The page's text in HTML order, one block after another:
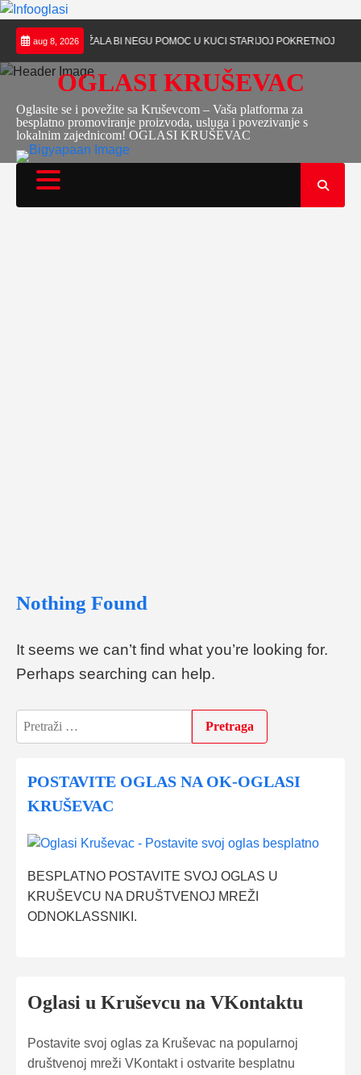
Skip
content
aug 8, 2026
PRUŽALA BI NEGU POMOC U KUCI STARIJOJ POKRETNOJ ZENI U
OGLASI KRUŠEVAC
Oglasite se i povežite sa Kruševcom – Vaša platforma za
besplatno promoviranje proizvoda, usluga i povezivanje s
lokalnim zajednicom! OGLASI KRUŠEVAC
Nothing Found
It seems we can’t find what you’re looking for.
Perhaps searching can help.
Pretraga:
POSTAVITE OGLAS NA OK-OGLASI
KRUŠEVAC
BESPLATNO POSTAVITE SVOJ OGLAS U
KRUŠEVCU NA DRUŠTVENOJ MREŽI
ODNOKLASSNIKI.
Oglasi u Kruševcu na VKontaktu
Postavite svoj oglas za Kruševac na popularnoj
društvenoj mreži VKontakt i ostvarite besplatnu